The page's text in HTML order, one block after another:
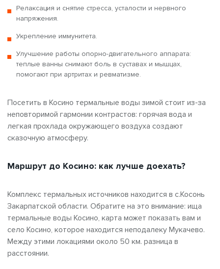
Релаксация и снятие стресса, усталости и нервного
напряжения.
Укрепление иммунитета.
Улучшение работы опорно-двигательного аппарата:
теплые ванны снимают боль в суставах и мышцах,
помогают при артритах и ревматизме.
Посетить в Косино термальные воды зимой стоит из-за
неповторимой гармонии контрастов: горячая вода и
легкая прохлада окружающего воздуха создают
сказочную атмосферу.
Маршрут до Косино: как лучше доехать?
Комплекс термальных источников находится в с.Косонь
Закарпатской области. Обратите на это внимание: ища
термальные воды Косино, карта может показать вам и
село Косино, которое находится неподалеку Мукачево.
Между этими локациями около 50 км. разница в
расстоянии.